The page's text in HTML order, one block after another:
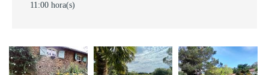
11:00 hora(s)